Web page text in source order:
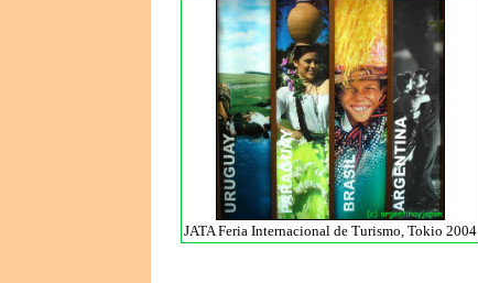
JATA Feria Internacional de Turismo, Tokio 2004